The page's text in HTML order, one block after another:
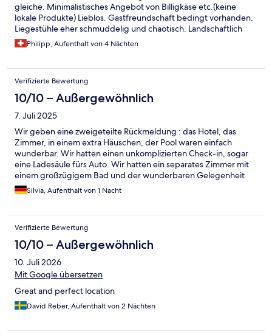
gleiche. Minimalistisches Angebot von Billigkäse etc.(keine
lokale Produkte) Lieblos. Gastfreundschaft bedingt vorhanden.
Liegestühle eher schmuddelig und chaotisch. Landschaftlich
sehr ansprechend und bezaubernd.
Philipp, Aufenthalt von 4 Nächten
Verifizierte Bewertung
10/10 – Außergewöhnlich
7. Juli 2025
Wir geben eine zweigeteilte Rückmeldung : das Hotel, das
Zimmer, in einem extra Häuschen, der Pool waren einfach
wunderbar. Wir hatten einen unkomplizierten Check-in, sogar
eine Ladesäule fürs Auto. Wir hatten ein separates Zimmer mit
einem großzügigem Bad und der wunderbaren Gelegenheit
vor unserer Zimmertür unter den Olivenbäumen zu sitzen.
Abends, in himmlischer Ruhe. Das Ganze zu einem wirklichen
Bild: enttäuschendes Essen, überhöhte Preise und ein Service,
der schon slapstick Qualität hatte. Die in anderen Kommentaren
bereits erwähnten 5 euro coperto sind nicht nur daher zu viel. Es
wurde abgerundet durch einen der schlechtesten Cappuccino
beim Frühstück , den wir bisher in Italien hatten. Für das Hotel
allerdings gilt, wir kommen sehr gern wieder.
Silvia, Aufenthalt von 1 Nacht
Verifizierte Bewertung
10/10 – Außergewöhnlich
10. Juli 2026
Mit Google übersetzen
Great and perfect location
David Reber, Aufenthalt von 2 Nächten